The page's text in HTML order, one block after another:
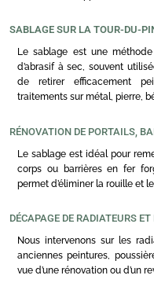
SABLAGE SUR LA TOUR-DU-
Le sablage est une
d’abrasif à sec, souvent
de retirer efficacement
traitements sur métal, pierre,
RÉNOVATION DE PORTAILS,
Le sablage est idéal pour
corps ou barrières en fer
permet d’éliminer la rouille et
DÉCAPAGE DE RADIATEURS
Nous intervenons sur les
anciennes peintures,
vue d’une rénovation ou d’un